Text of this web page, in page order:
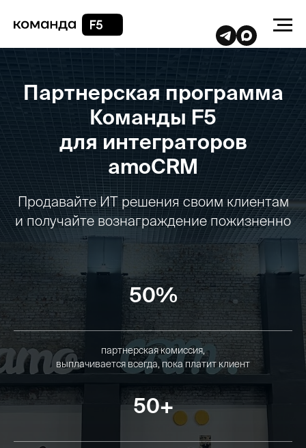
Партнерская программа
Команды F5
для интеграторов
amoCRM
Продавайте ИТ решения своим клиентам
и получайте вознаграждение пожизненно
50%
партнерская комиссия,
выплачивается всегда, пока платит клиент
50+